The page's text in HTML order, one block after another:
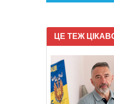
ЦЕ ТЕЖ